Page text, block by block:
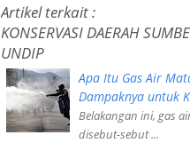
Artikel terkait :
KONSERVASI DAERAH
UNDIP
Apa Itu Gas Air
Dampaknya untuk
Belakangan ini, gas
disebut-sebut ...